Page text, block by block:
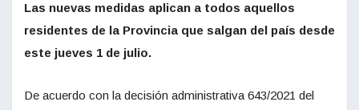
Las nuevas medidas aplican a todos aquellos
residentes de la Provincia que salgan del país desde
este jueves 1 de julio.
De acuerdo con la decisión administrativa 643/2021 del